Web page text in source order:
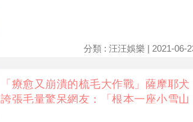
分類 : 汪汪娛樂 | 2021-06-
「療愈又崩潰的梳毛大作戰」薩摩耶犬
誇張毛量驚呆網友：「根本一座小雪山